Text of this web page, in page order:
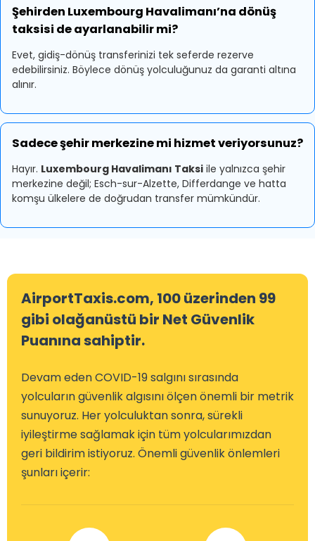
Şehirden Luxembourg Havalimanı’na dönüş
taksisi de ayarlanabilir mi?
Evet, gidiş-dönüş transferinizi tek seferde rezerve
edebilirsiniz. Böylece dönüş yolculuğunuz da garanti altına
alınır.
Sadece şehir merkezine mi hizmet veriyorsunuz?
Hayır. Luxembourg Havalimanı Taksi ile yalnızca şehir
merkezine değil; Esch-sur-Alzette, Differdange ve hatta
komşu ülkelere de doğrudan transfer mümkündür.
AirportTaxis.com, 100 üzerinden 99
gibi olağanüstü bir Net Güvenlik
Puanına sahiptir.
Devam eden COVID-19 salgını sırasında
yolcuların güvenlik algısını ölçen önemli bir metrik
sunuyoruz. Her yolculuktan sonra, sürekli
iyileştirme sağlamak için tüm yolcularımızdan
geri bildirim istiyoruz. Önemli güvenlik önlemleri
şunları içerir: